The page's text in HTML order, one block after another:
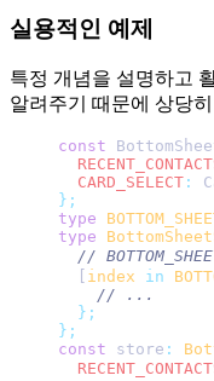
실용적인 예제
특정 개념을 설명하고
알려주기 때문에 상당
const
  CARD_SELECT
:
};
type
type
//
index in
    // ...
  };
};
const store :